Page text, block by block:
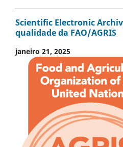
Scientific Electronic
qualidade da FAO/AGRIS
janeiro 21, 2025